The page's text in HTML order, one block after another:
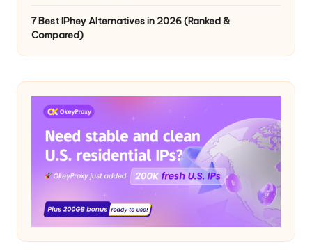
7 Best IPhey Alternatives in 2026 (Ranked &
Compared)